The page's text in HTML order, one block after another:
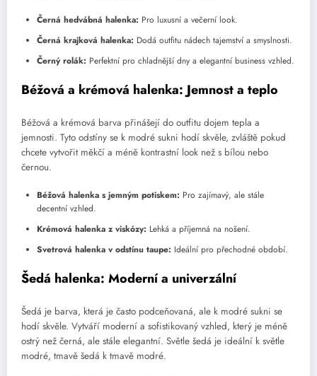
Černá hedvábná halenka: Pro luxusní a večerní look.
Černá krajková halenka: Dodá outfitu nádech tajemství a smyslnosti.
Černý rolák: Perfektní pro chladnější dny a elegantní business vzhled.
Béžová a krémová halenka: Jemnost a teplo
Béžová a krémová barva přinášejí do outfitu dojem tepla a
jemnosti. Tyto odstíny se k modré sukni hodí skvěle, zvláště pokud
chcete vytvořit měkčí a méně kontrastní look než s bílou nebo
černou.
Béžová halenka s jemným potiskem: Pro zajímavý, ale stále
decentní vzhled.
Krémová halenka z viskózy: Lehká a příjemná na nošení.
Svetrová halenka v odstínu taupe: Ideální pro přechodné období.
Šedá halenka: Moderní a univerzální
Šedá je barva, která je často podceňovaná, ale k modré sukni se
hodí skvěle. Vytváří moderní a sofistikovaný vzhled, který je méně
ostrý než černá, ale stále elegantní. Světle šedá je ideální k světle
modré, tmavě šedá k tmavě modré.